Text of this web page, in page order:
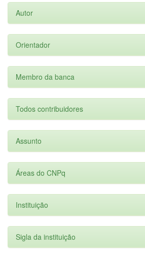
Autor
Orientador
Membro da banca
Todos contribuidores
Assunto
Áreas do CNPq
Instituição
Sigla da instituição